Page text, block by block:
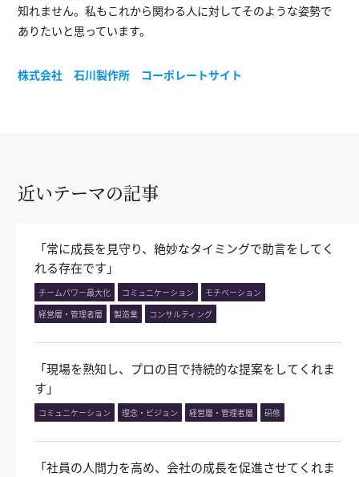
知れません。私もこれから関わる人に対してそのような姿勢で
ありたいと思っています。
株式会社 石川製作所 コーポレートサイト
近いテーマの記事
「常に成長を見守り、絶妙なタイミングで助言をしてく
れる存在です」
チームパワー最大化 コミュニケーション
モチベーション
経営層・管理者層
製造業 コンサルティング
「現場を熟知し、プロの目で持続的な提案をしてくれま
す」
コミュニケーション 理念・ビジョン 経営層・管理者層 研修
「社員の人間力を高め、会社の成長を促進させてくれま